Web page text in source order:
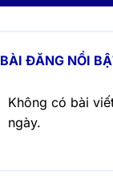
BÀI ĐĂNG NỔI
Không có bài
ngày.